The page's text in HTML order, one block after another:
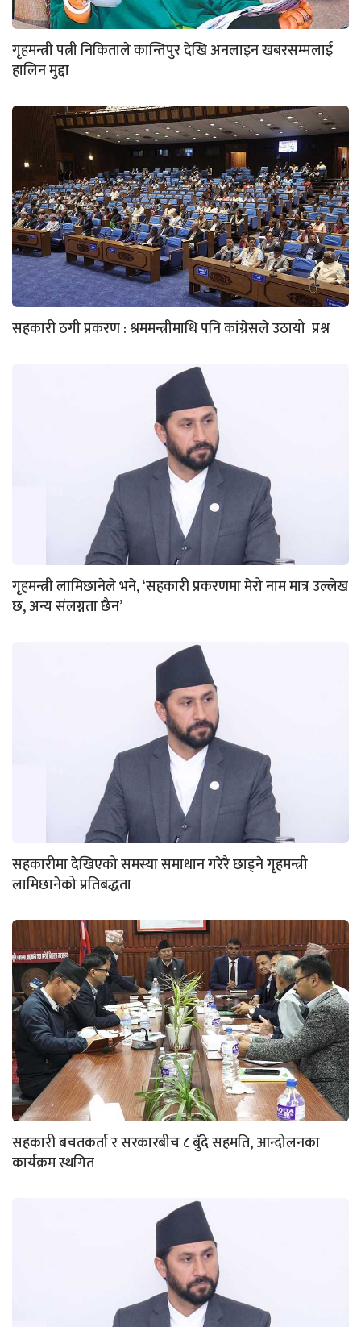
गृहमन्त्री पत्नी निकिताले कान्तिपुर देखि अनलाइन खबरसम्मलाई
हालिन मुद्दा
सहकारी ठगी प्रकरण : श्रममन्त्रीमाथि पनि कांग्रेसले उठायो प्रश्न
गृहमन्त्री लामिछानेले भने, ‘सहकारी प्रकरणमा मेरो नाम मात्र उल्लेख
छ, अन्य संलग्नता छैन’
सहकारीमा देखिएको समस्या समाधान गरेरै छाड्ने गृहमन्त्री
लामिछानेको प्रतिबद्धता
सहकारी बचतकर्ता र सरकारबीच ८ बुँदे सहमति, आन्दोलनका
कार्यक्रम स्थगित